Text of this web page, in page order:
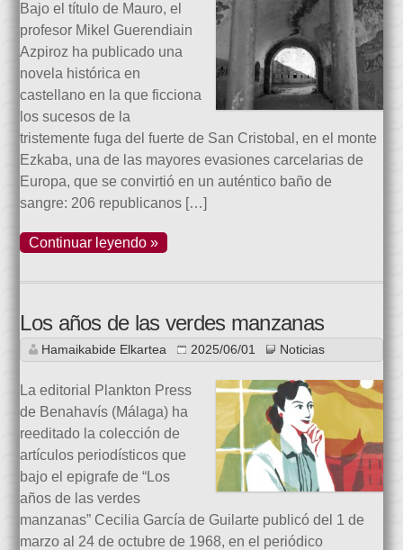
Bajo el título de Mauro, el
profesor Mikel Guerendiain
Azpiroz ha publicado una
novela histórica en
castellano en la que ficciona
los sucesos de la
tristemente fuga del fuerte de San Cristobal, en el monte
Ezkaba, una de las mayores evasiones carcelarias de
Europa, que se convirtió en un auténtico baño de
sangre: 206 republicanos […]
Continuar leyendo »
Los años de las verdes manzanas
Hamaikabide Elkartea 2025/06/01 Noticias
La editorial Plankton Press
de Benahavís (Málaga) ha
reeditado la colección de
artículos periodísticos que
bajo el epigrafe de “Los
años de las verdes
manzanas” Cecilia García de Guilarte publicó del 1 de
marzo al 24 de octubre de 1968, en el periódico